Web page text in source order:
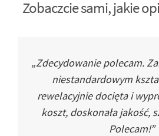
Zobaczcie sami, jakie
„Zdecydowanie polecam.
niestandardowym
rewelacyjnie docięta i
koszt, doskonała jakość,
Polecam!”